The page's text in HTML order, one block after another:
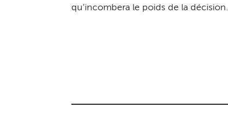
qu’incombera le poids de la décision.